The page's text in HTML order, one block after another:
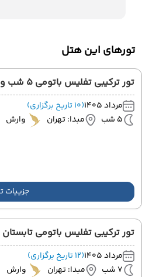
تورهای این هتل
تور ترکیبی تفلیس باتومی 5 شب و 6 روز
مرداد 1405
(10 تاریخ برگزاری)
5 شب
مبدا: تهران وارش
جزییات
تور ترکیبی تفلیس باتومی تابستان 1405
مرداد 1405
(12 تاریخ برگزاری)
7 شب
مبدا: تهران وارش